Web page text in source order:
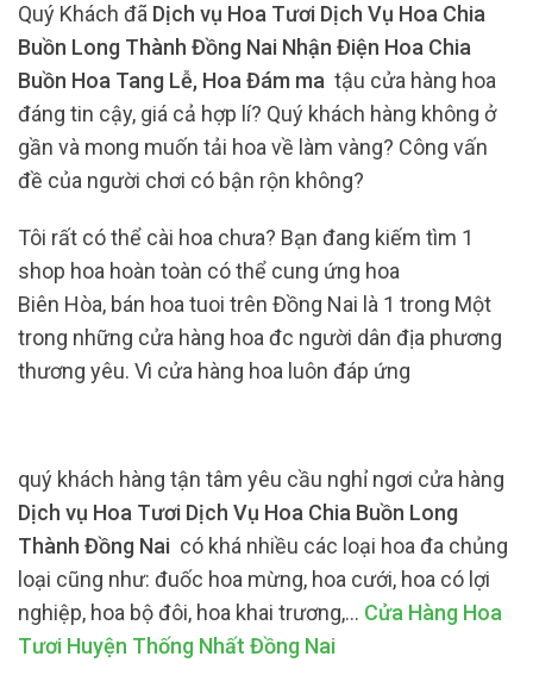
Quý Khách đã Dịch vụ Hoa Tươi Dịch Vụ Hoa Chia
Buồn Long Thành Đồng Nai Nhận Điện Hoa Chia
Buồn Hoa Tang Lễ, Hoa Đám ma tậu cửa hàng hoa
đáng tin cậy, giá cả hợp lí? Quý khách hàng không ở
gần và mong muốn tải hoa về làm vàng? Công vấn
đề của người chơi có bận rộn không?
Tôi rất có thể cài hoa chưa? Bạn đang kiếm tìm 1
shop hoa hoàn toàn có thể cung ứng hoa
Biên Hòa, bán hoa tuoi trên Đồng Nai là 1 trong Một
trong những cửa hàng hoa đc người dân địa phương
thương yêu. Vì cửa hàng hoa luôn đáp ứng
quý khách hàng tận tâm yêu cầu nghỉ ngơi cửa hàng
Dịch vụ Hoa Tươi Dịch Vụ Hoa Chia Buồn Long
Thành Đồng Nai có khá nhiều các loại hoa đa chủng
loại cũng như: đuốc hoa mừng, hoa cưới, hoa có lợi
nghiệp, hoa bộ đôi, hoa khai trương,… Cửa Hàng Hoa
Tươi Huyện Thống Nhất Đồng Nai